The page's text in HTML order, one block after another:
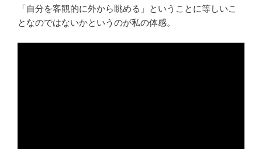
「自分を客観的に外から眺める」ということに等しいこ
となのではないかというのが私の体感。